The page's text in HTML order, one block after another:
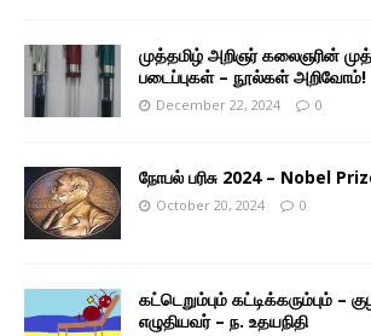
முத்தமிழ் அறிஞர் கலைஞரின்
படைப்புகள் – நூல்கள் அறிவோம்!
December 22, 2024 0
நோபல் பரிசு 2024 – Nobel
October 20, 2024 0
கட்டெறும்பும் கட்டிக்கரும்பும் –
எழுதியவர் – ந. உதயநிதி